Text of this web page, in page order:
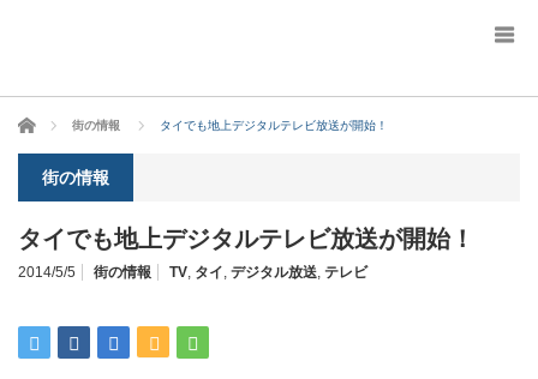
ホーム 街の情報 タイでも地上デジタルテレビ放送が開始！
街の情報
タイでも地上デジタルテレビ放送が開始！
2014/5/5 街の情報 TV, タイ, デジタル放送, テレビ